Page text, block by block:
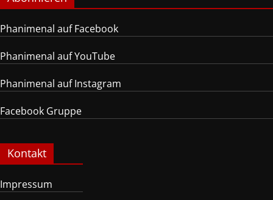
Phanimenal auf Facebook
Phanimenal auf YouTube
Phanimenal auf Instagram
Facebook Gruppe
Kontakt
Impressum